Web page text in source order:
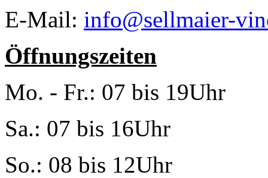
E-Mail: info@sellmaier-
Öffnungszeiten
Mo. - Fr.: 07 bis 19Uhr
Sa.: 07 bis 16Uhr
So.: 08 bis 12Uhr